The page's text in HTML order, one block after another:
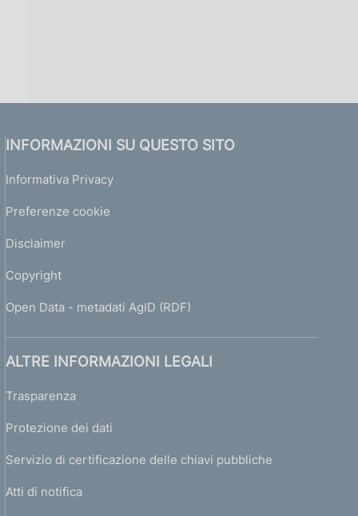
INFORMAZIONI SU QUESTO SITO
Informativa Privacy
Preferenze cookie
Disclaimer
Copyright
Open Data - metadati AgID (RDF)
ALTRE INFORMAZIONI LEGALI
Trasparenza
Protezione dei dati
Servizio di certificazione delle chiavi pubbliche
Atti di notifica